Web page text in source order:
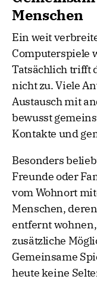
Menschen
Ein weit
Computerspiele
Tatsächlich trifft
nicht zu. Viele
Austausch mit
bewusst
Kontakte und
Besonders
Freunde oder
vom Wohnort
Menschen,
entfernt
zusätzliche
Gemeinsame
heute keine